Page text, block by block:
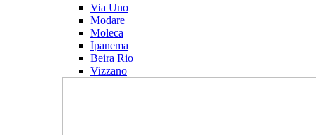
Via Uno
Modare
Moleca
Ipanema
Beira Rio
Vizzano